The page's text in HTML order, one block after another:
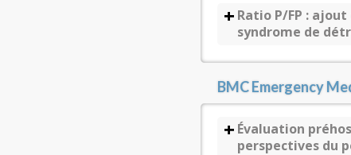
Ratio P/FP : ajout
syndrome de
BMC Emergency
Évaluation
perspectives du